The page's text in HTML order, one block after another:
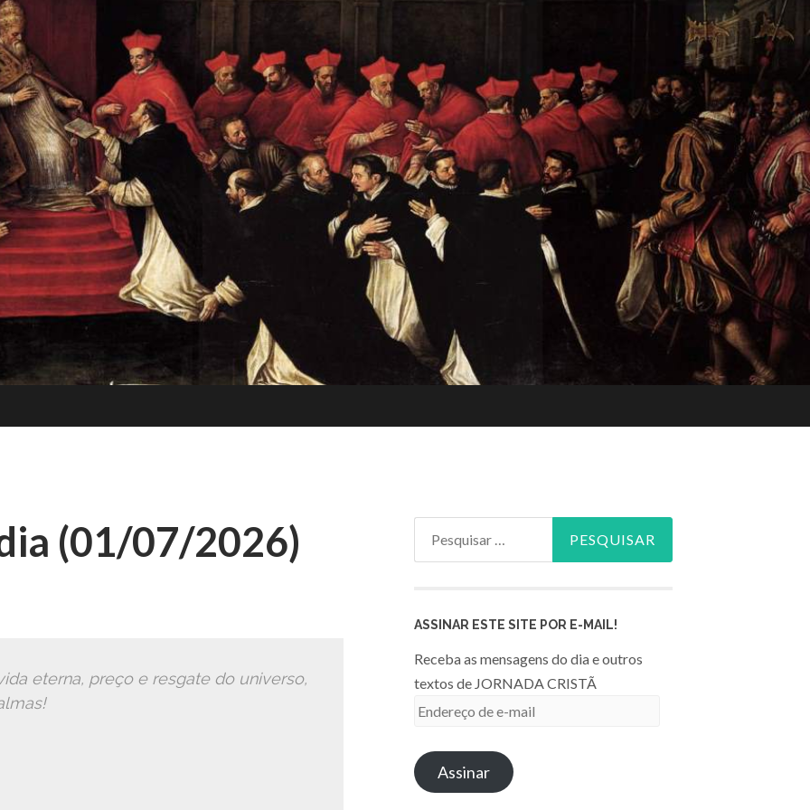
JO
RN
A
CRI
Para a
comunhão
com a
Santa Igreja
Católica
Romana
(01/07/2026)
eterna, preço e resgate do universo,
ASSINAR ESTE SITE POR E-MAIL!
Receba as mensagens do dia e outros
textos de JORNADA CRISTÃ
Endereço
e-
mailAssinar